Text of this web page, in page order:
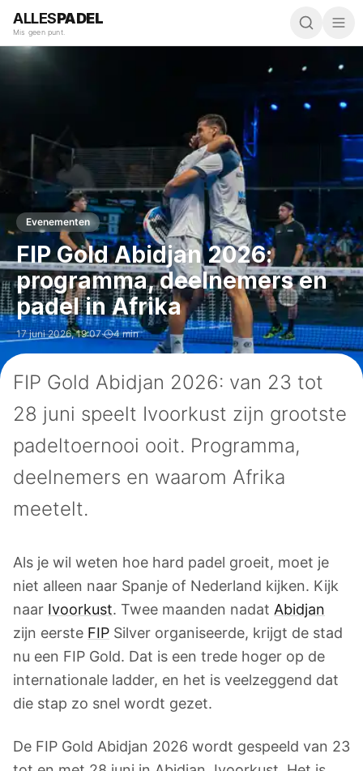
ALLESPADEL
Mis geen punt.
Evenementen
FIP Gold Abidjan 2026:
programma, deelnemers en
padel in Afrika
17 juni 2026,19:07· 4 min
FIP Gold Abidjan 2026: van 23 tot
28 juni speelt Ivoorkust zijn grootste
padeltoernooi ooit. Programma,
deelnemers en waarom Afrika
meetelt.
Als je wil weten hoe hard padel groeit, moet je
niet alleen naar Spanje of Nederland kijken. Kijk
naar Ivoorkust. Twee maanden nadat Abidjan
zijn eerste FIP Silver organiseerde, krijgt de stad
nu een FIP Gold. Dat is een trede hoger op de
internationale ladder, en het is veelzeggend dat
die stap zo snel wordt gezet.
De FIP Gold Abidjan 2026 wordt gespeeld van 23